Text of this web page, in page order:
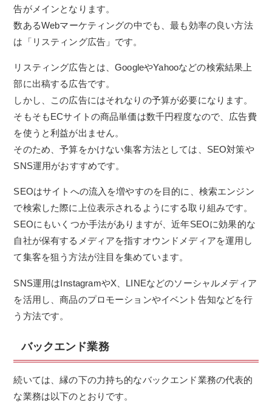
告がメインとなります。
数あるWebマーケティングの中でも、最も効率の良い方法
は「リスティング広告」です。
リスティング広告とは、GoogleやYahooなどの検索結果上
部に出稿する広告です。
しかし、この広告にはそれなりの予算が必要になります。
そもそもECサイトの商品単価は数千円程度なので、広告費
を使うと利益が出ません。
そのため、予算をかけない集客方法としては、SEO対策や
SNS運用がおすすめです。
SEOはサイトへの流入を増やすのを目的に、検索エンジン
で検索した際に上位表示されるようにする取り組みです。
SEOにもいくつか手法がありますが、近年SEOに効果的な
自社が保有するメディアを指すオウンドメディアを運用し
て集客を狙う方法が注目を集めています。
SNS運用はInstagramやX、LINEなどのソーシャルメディア
を活用し、商品のプロモーションやイベント告知などを行
う方法です。
バックエンド業務
続いては、縁の下の力持ち的なバックエンド業務の代表的
な業務は以下のとおりです。